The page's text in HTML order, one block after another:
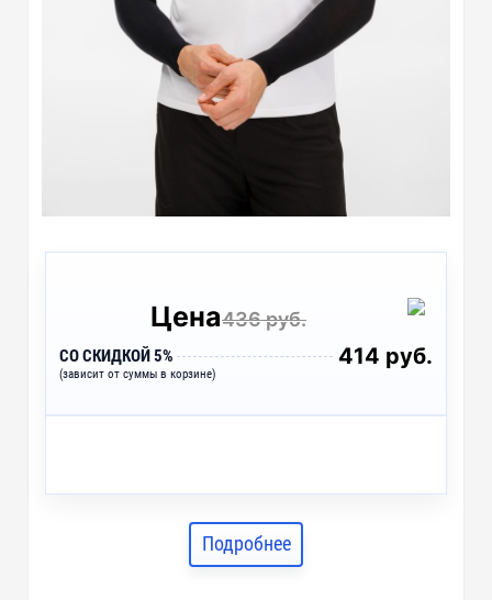
Цена436 руб.
СО СКИДКОЙ 5%
(зависит от суммы в корзине)
414 руб.
Подробнее